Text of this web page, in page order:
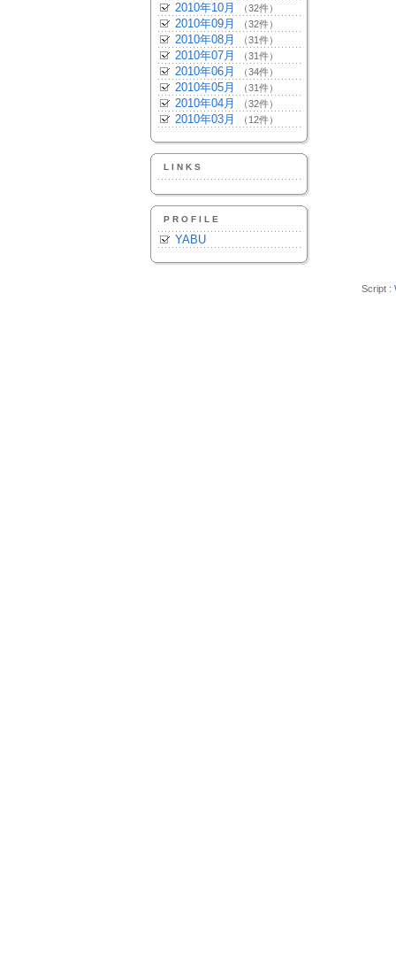
2010年10月 （32件）
2010年09月 （32件）
2010年08月 （31件）
2010年07月 （31件）
2010年06月 （34件）
2010年05月 （31件）
2010年04月 （32件）
2010年03月 （12件）
LINKS
PROFILE
YABU
Script :